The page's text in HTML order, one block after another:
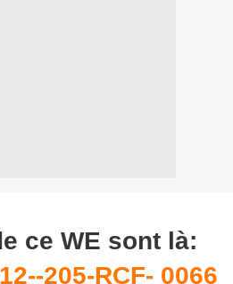
ce WE sont là: